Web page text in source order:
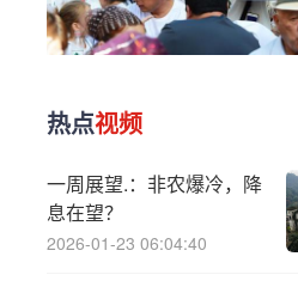
热点视频
一周展望.：非农爆冷，降
息在望？
2026-01-23 06:04:40